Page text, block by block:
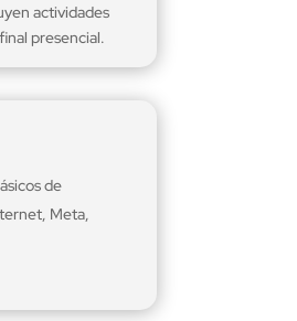
actividades
presencial.
de
Meta,